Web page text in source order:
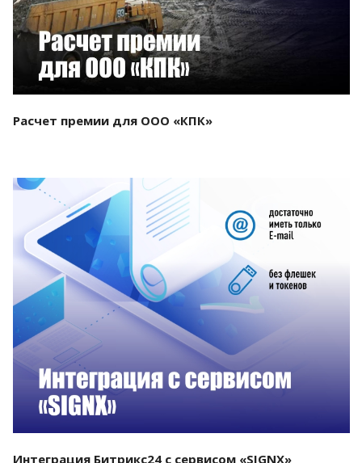
Расчет премии для ООО «КПК»
Смотреть проект
Интеграция Битрикс24 с сервисом «SIGNX»